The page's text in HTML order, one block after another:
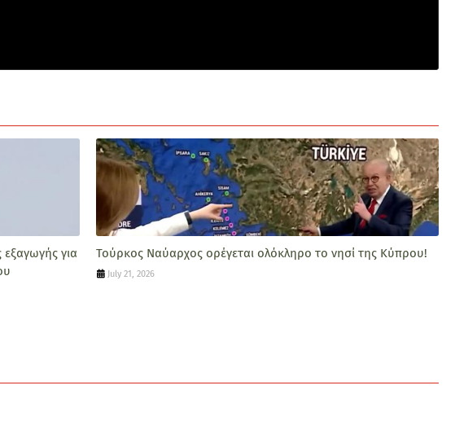
για
Τούρκος Ναύαρχος ορέγεται ολόκληρο το νησί της Κύπρου!
July 21, 2026